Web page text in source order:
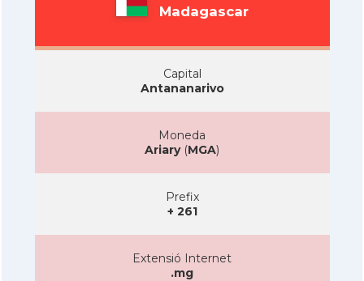
Madagascar
Capital
Antananarivo
Moneda
Ariary(MGA)
Prefix
+ 261
Extensió Internet
.mg